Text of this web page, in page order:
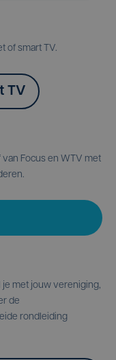
of smart TV.
TV
Focus en WTV met
je met jouw vereniging,
de
rondleiding